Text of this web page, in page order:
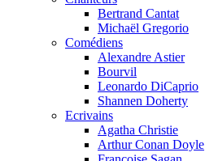
Bertrand Cantat
Michaël Gregorio
Comédiens
Alexandre Astier
Bourvil
Leonardo DiCaprio
Shannen Doherty
Ecrivains
Agatha Christie
Arthur Conan Doyle